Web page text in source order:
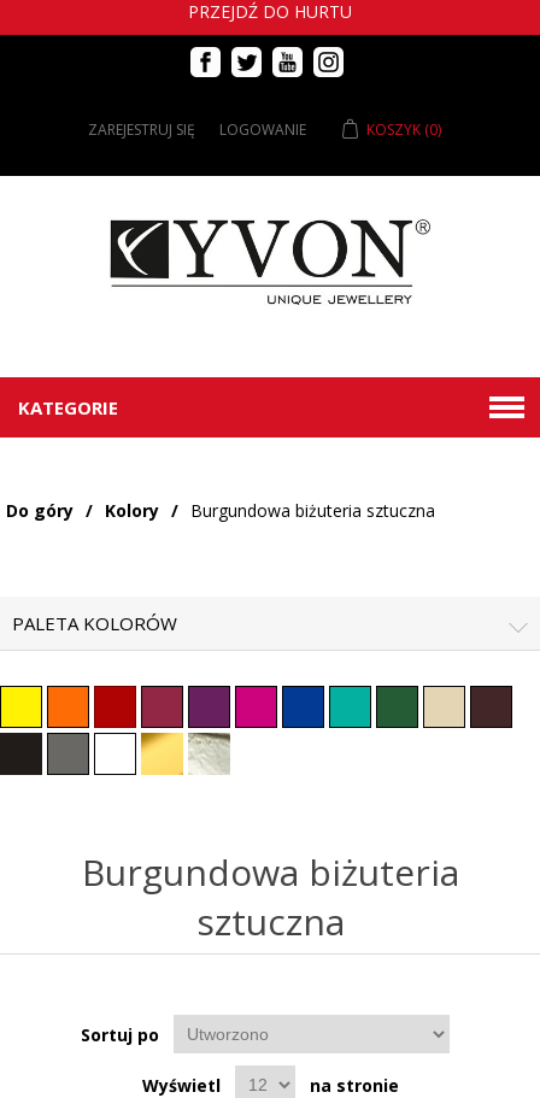
PRZEJDŹ DO HURTU
ZAREJESTRUJ SIĘ LOGOWANIE KOSZYK (0)
KATEGORIE
Do góry / Kolory / Burgundowa biżuteria sztuczna
PALETA KOLORÓW
Burgundowa biżuteria
sztuczna
Sortuj po
Wyświetl na stronie